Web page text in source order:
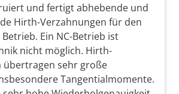
und fertigt abhebende und
Hirth-Verzahnungen für den
Ein NC-Betrieb ist
nicht möglich. Hirth-
übertragen sehr große
Tangentialmomente.